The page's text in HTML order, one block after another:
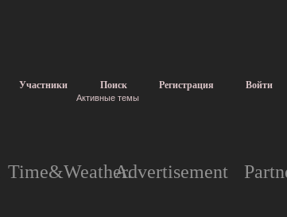
Участники Поиск Регистрация Войти
Активные темы
Time&Weather.Advertisement